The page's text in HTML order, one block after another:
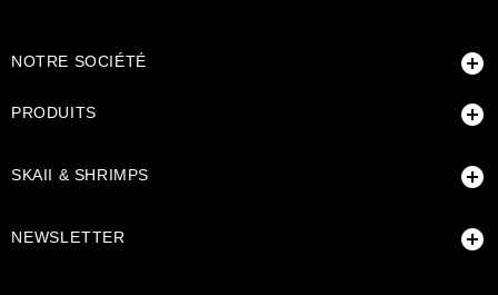
NOTRE SOCIÉTÉ 
PRODUITS 
SKAII & SHRIMPS 
NEWSLETTER 